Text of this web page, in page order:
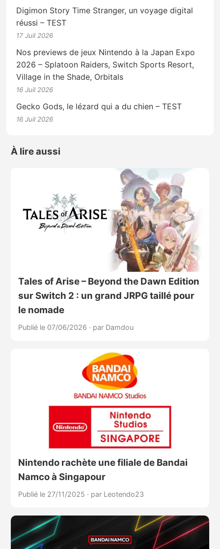
Digimon Story Time Stranger, un voyage digital
réussi – TEST
17 Juil 2026
Nos previews de jeux Nintendo à la Japan Expo
2026 – Splatoon Raiders, Switch Sports Resort,
Village in the Shade, Orbitals
16 Juil 2026
Gecko Gods, le lézard qui a du chien – TEST
16 Juil 2026
À lire aussi
Tales of Arise – Beyond the Dawn Edition
sur Switch 2 : un grand JRPG taillé pour
le nomade
Publié le 07/06/2026 · par Damdou
Nintendo rachète une filiale de Bandai
Namco à Singapour
Publié le 27/11/2025 · par Leotendo23